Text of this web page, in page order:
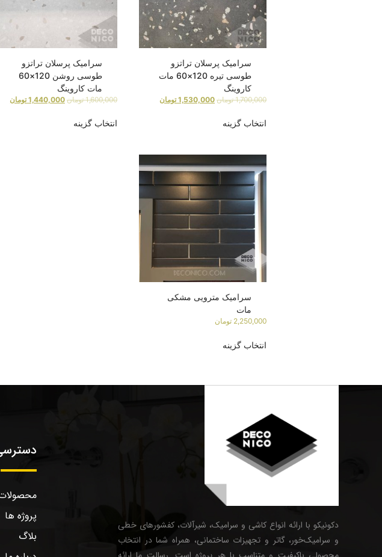
سرامیک پرسلان تراتزو
طوسی تیره 120×60 مات
کاروینگ
1,700,000 تومان 1,530,000 تومان
انتخاب گزینه
سرامیک پرسلان تراتزو
طوسی روشن 120×60
مات کاروینگ
1,600,000 تومان 1,440,000 تومان
انتخاب گزینه
سرامیک مترویی مشکی
مات
2,250,000 تومان
انتخاب گزینه
دکونیکو با ارائه انواع کاشی و سرامیک، شیرآلات، کفشورهای خطی
و سرامیک‌خور، گاتر و تجهیزات ساختمانی، همراه شما در انتخاب
پروژه ها
بلاگ